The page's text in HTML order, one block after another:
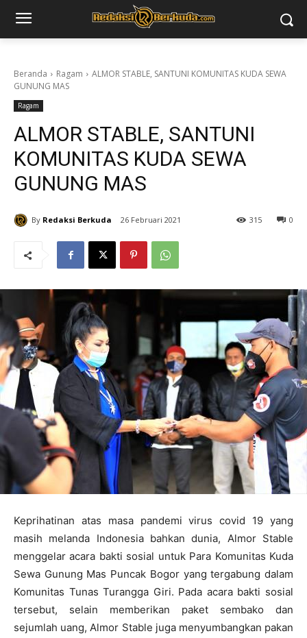
Beranda Ragam
ALMOR STABLE, SANTUNI KOMUNITAS KUDA SEWA
GUNUNG MAS
Ragam
ALMOR STABLE, SANTUNI
KOMUNITAS KUDA SEWA
GUNUNG MAS
By Redaksi Berkuda 26 Februari 2021 0
315
Keprihatinan atas masa pandemi virus covid 19 yang
masih melanda Indonesia bahkan dunia, Almor Stable
menggelar acara bakti sosial untuk Para Komunitas Kuda
Sewa Gunung Mas Puncak Bogor yang tergabung dalam
Komunitas Tunas Turangga Giri. Pada acara bakti sosial
tersebut, selain memberikan paket sembako dan
sejumlah uang, Almor Stable juga menyumbangkan pakan